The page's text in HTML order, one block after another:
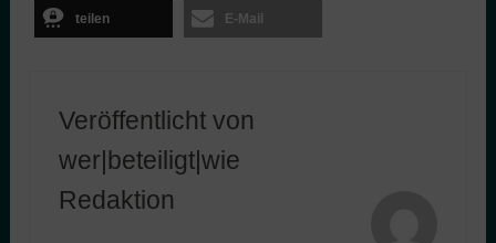
teilen E-Mail
Veröffentlicht von
wer|beteiligt|wie
Redaktion